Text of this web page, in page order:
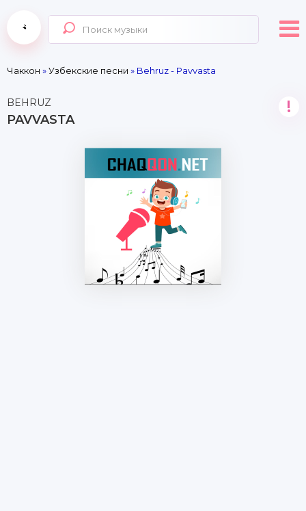
Чаккон »Узбекские песни » Behruz - Pavvasta
BEHRUZ
PAVVASTA
!